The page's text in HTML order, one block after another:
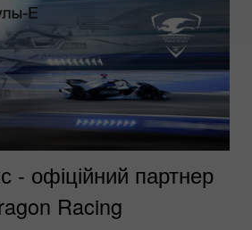
- офіційний партнер
Racing